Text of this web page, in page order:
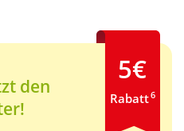
den
5€
Rabatt6